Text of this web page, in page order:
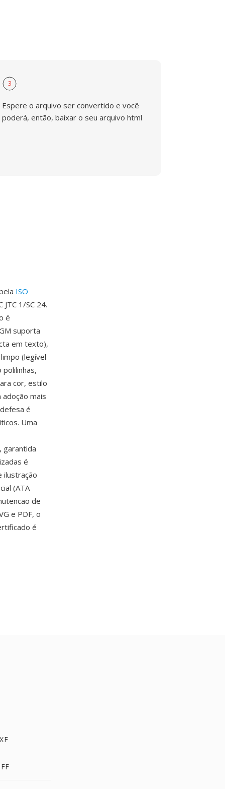
3
Espere o arquivo ser convertido e você
poderá, então, baixar o seu arquivo html
ISO
1/SC 24.
é
suporta
em texto),
(legível
cor, estilo
mais
é
Uma
garantida
é
ilustração
(ATA
de
e PDF, o
é